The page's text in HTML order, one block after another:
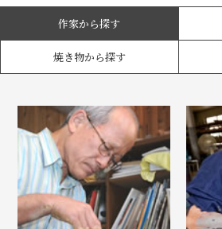
作家から探す
焼き物から探す